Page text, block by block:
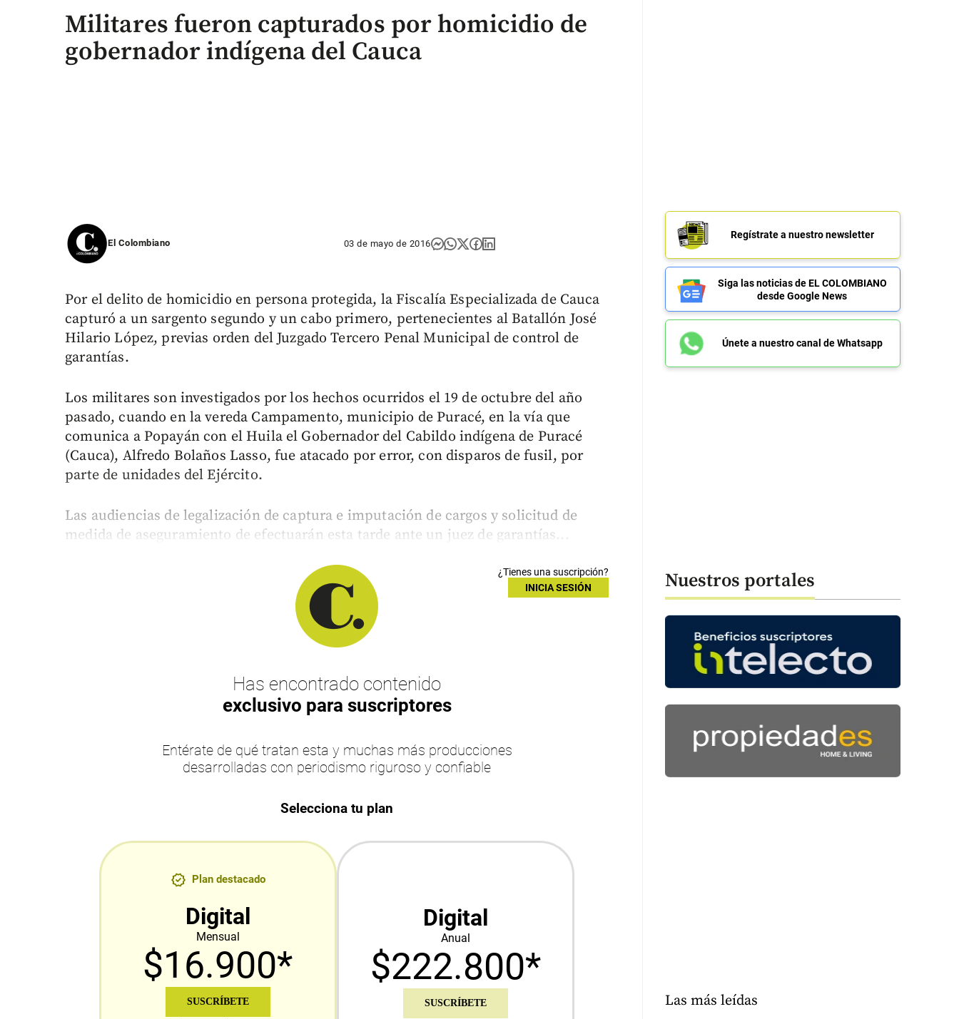
Militares fueron capturados por homicidio de
gobernador indígena del Cauca
El Colombiano 03 de mayo de 2016
Por el delito de homicidio en persona protegida, la Fiscalía Especializada de Cauca
capturó a un sargento segundo y un cabo primero, pertenecientes al Batallón José
Hilario López, previas orden del Juzgado Tercero Penal Municipal de control de
garantías.
Los militares son investigados por los hechos ocurridos el 19 de octubre del año
pasado, cuando en la vereda Campamento, municipio de Puracé, en la vía que
comunica a Popayán con el Huila el Gobernador del Cabildo indígena de Puracé
(Cauca), Alfredo Bolaños Lasso, fue atacado por error, con disparos de fusil, por
parte de unidades del Ejército.
Las audiencias de legalización de captura e imputación de cargos y solicitud de
medida de aseguramiento de efectuarán esta tarde ante un juez de garantías...
¿Tienes una suscripción?
INICIA SESIÓN
Has encontrado contenido
exclusivo para suscriptores
Entérate de qué tratan esta y muchas más producciones
desarrolladas con periodismo riguroso y confiable
Selecciona tu plan
Plan destacado
Digital
Mensual
$16.900*
SUSCRÍBETE
Digital
Anual
$222.800*
SUSCRÍBETE
Regístrate a nuestro newsletter
Siga las noticias de EL COLOMBIANO
desde Google News
Únete a nuestro canal de Whatsapp
Nuestros portales
Las más leídas